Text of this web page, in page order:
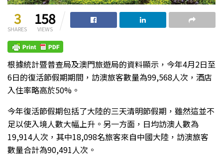
3
SHARES
158
VIEWS
根據統計暨普查局及澳門旅遊局的資料顯示，今年4月2日至
6日的復活節假期期間，訪澳旅客數量為99,568人次，酒店
入住率略高於50%。
今年復活節假期包括了大陸的三天清明節假期，雖然這並不
足以使入境人數大幅上升。另一方面，日均訪澳人數為
19,914人次，其中18,098名旅客來自中國大陸，訪澳旅客
數量合計為90,491人次。